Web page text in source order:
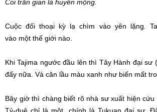
Coi trần gian là huyễn mộng.
Cuộc đối thoại kỳ lạ chìm vào yên lặng.
vào một thế giới nào.
Khi Tajima ngước đầu lên thì Tây Hành đại sư
đấy nữa. Và căn lầu màu xanh như biến mất
Bây giờ thì chàng biết rõ nhà sư xuất hiện cứu
Tỷ-duệ chỉ là một, chính là Tukuanđại sư .